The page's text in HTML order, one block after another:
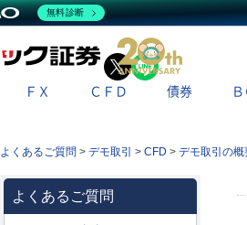
X
ＦＸ ＣＦＤ 債券 Ｂ
よくあるご質問 > デモ取引 > CFD > デモ取引の概
よくあるご質問
無料診断